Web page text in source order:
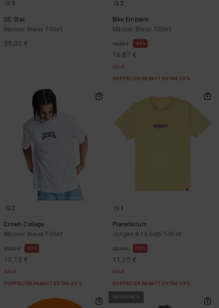
5
DC Star
Männer Weiss T-Shirt
35,00 €
2
Bike Emblem
Männer Braun T-Shirt
45,00 € 63%
16,87 €
SALE
DOPPELTER RABATT EXTRA 25 %
2
Crown College
Männer Weiss T-Shirt
35,00 € 63%
13,12 €
SALE
DOPPELTER RABATT EXTRA 25 %
3
Planetarium
Jungen 8-16 Gelb T-Shirt
25,00 € 55%
11,25 €
SALE
DOPPELTER RABATT EXTRA 25 %
BRANDNEU